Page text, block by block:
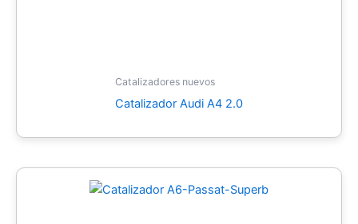
Catalizadores nuevos
Catalizador Audi A4 2.0